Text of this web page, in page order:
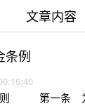
文章内容
条例
一条 为了